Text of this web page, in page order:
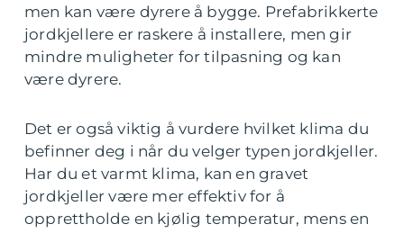
men kan være dyrere å bygge. Prefabrikkerte
jordkjellere er raskere å installere, men gir
mindre muligheter for tilpasning og kan
være dyrere.
Det er også viktig å vurdere hvilket klima du
befinner deg i når du velger typen jordkjeller.
Har du et varmt klima, kan en gravet
jordkjeller være mer effektiv for å
opprettholde en kjølig temperatur, mens en